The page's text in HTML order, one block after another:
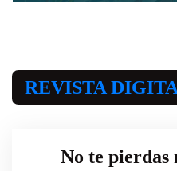
REVISTA
No te pierdas